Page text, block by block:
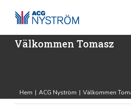
innehållet
Välkommen Tomasz
Hem | ACG Nyström | Välkommen